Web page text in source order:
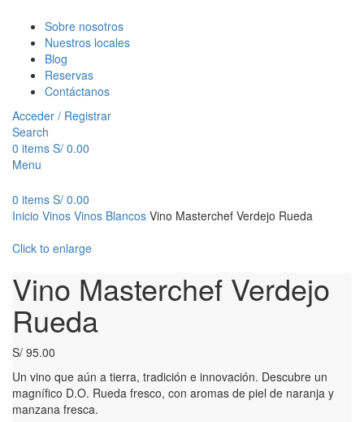
Sobre nosotros
Nuestros locales
Blog
Reservas
Contáctanos
Acceder / Registrar
Search
0 items S/ 0.00
Menu
0 items S/ 0.00
Inicio Vinos Vinos Blancos Vino Masterchef Verdejo Rueda
Click to enlarge
Vino Masterchef Verdejo
Rueda
S/ 95.00
Un vino que aún a tierra, tradición e innovación. Descubre un
magnífico D.O. Rueda fresco, con aromas de piel de naranja y
manzana fresca.